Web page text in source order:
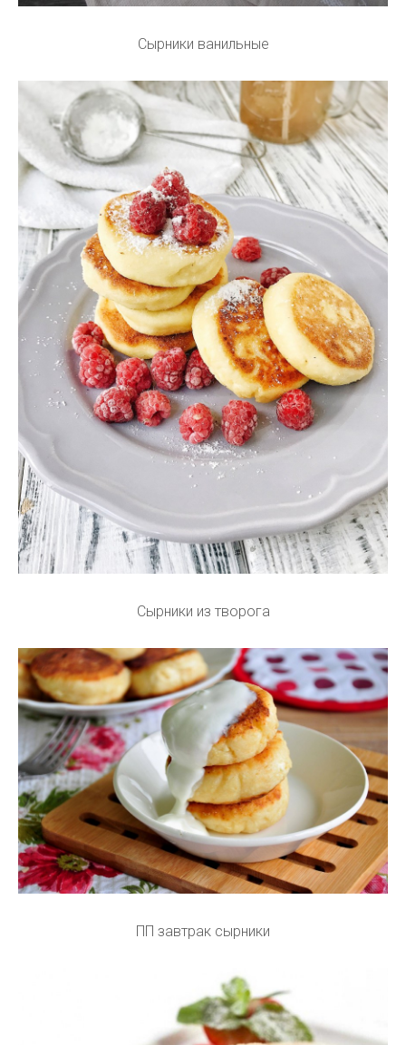
Сырники ванильные
Сырники из творога
ПП завтрак сырники